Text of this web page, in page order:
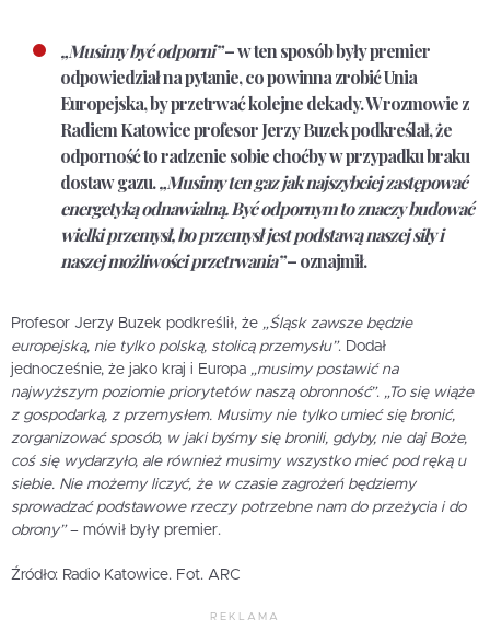
„Musimy być odporni”– w ten sposób były premier
odpowiedział na pytanie, co powinna zrobić Unia
Europejska, by przetrwać kolejne dekady. W rozmowie z
Radiem Katowice profesor Jerzy Buzek podkreślał, że
odporność to radzenie sobie choćby w przypadku braku
dostaw gazu.„Musimy ten gaz jak najszybciej zastępować
energetyką odnawialną. Być odpornym to znaczy budować
wielki przemysł, bo przemysł jest podstawą naszej siły i
naszej możliwości przetrwania”– oznajmił.
Profesor Jerzy Buzek podkreślił, że „Śląsk zawsze będzie
europejską, nie tylko polską, stolicą przemysłu”. Dodał
jednocześnie, że jako kraj i Europa „musimy postawić na
najwyższym poziomie priorytetów naszą obronność”. „To się wiąże
z gospodarką, z przemysłem. Musimy nie tylko umieć się bronić,
zorganizować sposób, w jaki byśmy się bronili, gdyby, nie daj Boże,
coś się wydarzyło, ale również musimy wszystko mieć pod ręką u
siebie. Nie możemy liczyć, że w czasie zagrożeń będziemy
sprowadzać podstawowe rzeczy potrzebne nam do przeżycia i do
obrony”– mówił były premier.
Źródło: Radio Katowice. Fot. ARC
REKLAMA